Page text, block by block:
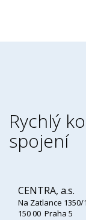
Rychlý
spojení
CENTRA, a.s.
Na Zatlance 1350/
150 00 Praha 5